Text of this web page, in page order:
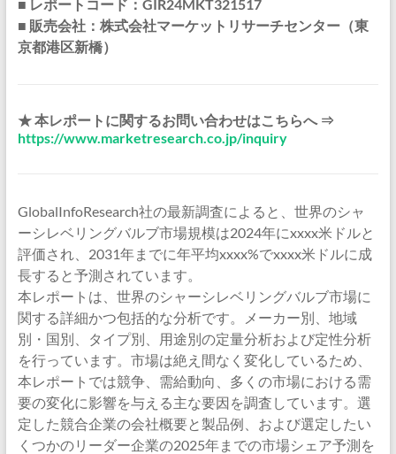
■ レポートコード：GIR24MKT321517
■ 販売会社：株式会社マーケットリサーチセンター（東
京都港区新橋）
★ 本レポートに関するお問い合わせはこちらへ ⇒
https://www.marketresearch.co.jp/inquiry
GlobalInfoResearch社の最新調査によると、世界のシャ
ーシレベリングバルブ市場規模は2024年にxxxx米ドルと
評価され、2031年までに年平均xxxx%でxxxx米ドルに成
長すると予測されています。
本レポートは、世界のシャーシレベリングバルブ市場に
関する詳細かつ包括的な分析です。メーカー別、地域
別・国別、タイプ別、用途別の定量分析および定性分析
を行っています。市場は絶え間なく変化しているため、
本レポートでは競争、需給動向、多くの市場における需
要の変化に影響を与える主な要因を調査しています。選
定した競合企業の会社概要と製品例、および選定したい
くつかのリーダー企業の2025年までの市場シェア予測を